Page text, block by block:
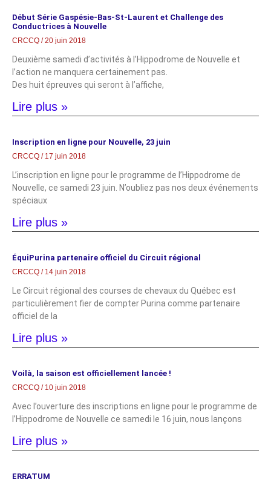
Début Série Gaspésie-Bas-St-Laurent et Challenge des
Conductrices à Nouvelle
CRCCQ 20 juin 2018
Deuxième samedi d’activités à l’Hippodrome de Nouvelle et
l’action ne manquera certainement pas.
Des huit épreuves qui seront à l’affiche,
Lire plus »
Inscription en ligne pour Nouvelle, 23 juin
CRCCQ 17 juin 2018
L’inscription en ligne pour le programme de l’Hippodrome de
Nouvelle, ce samedi 23 juin. N’oubliez pas nos deux événements
spéciaux
Lire plus »
ÉquiPurina partenaire officiel du Circuit régional
CRCCQ 14 juin 2018
Le Circuit régional des courses de chevaux du Québec est
particulièrement fier de compter Purina comme partenaire
officiel de la
Lire plus »
Voilà, la saison est officiellement lancée !
CRCCQ 10 juin 2018
Avec l’ouverture des inscriptions en ligne pour le programme de
l’Hippodrome de Nouvelle ce samedi le 16 juin, nous lançons
Lire plus »
ERRATUM